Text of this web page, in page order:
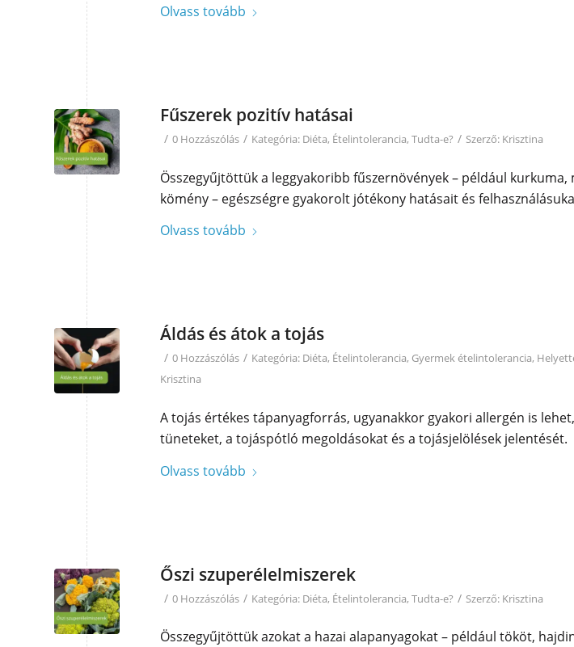
Olvass tovább
Fűszerek pozitív hatásai
/ 0 Hozzászólás / Kategória: Diéta, Ételintolerancia, Tudta-e? / Szerző: Krisztina
Összegyűjtöttük a leggyakoribb fűszernövények – például kurkuma,
kömény – egészségre gyakorolt jótékony hatásait és
Olvass tovább
Áldás és átok a tojás
/ 0 Hozzászólás / Kategória: Diéta, Ételintolerancia, Gyermek ételintolerancia,
Krisztina
A tojás értékes tápanyagforrás, ugyanakkor gyakori allergén is
tüneteket, a tojáspótló megoldásokat és a tojásjelölések jelentését.
Olvass tovább
Őszi szuperélelmiszerek
/ 0 Hozzászólás / Kategória: Diéta, Ételintolerancia, Tudta-e? / Szerző: Krisztina
Összegyűjtöttük azokat a hazai alapanyagokat – például tököt,